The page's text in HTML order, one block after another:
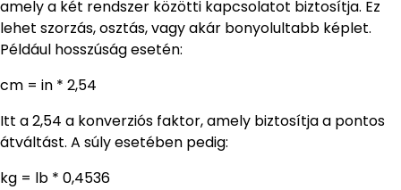
amely a két rendszer közötti kapcsolatot biztosítja. Ez
lehet szorzás, osztás, vagy akár bonyolultabb képlet.
Például hosszúság esetén:
cm = in * 2,54
Itt a 2,54 a konverziós faktor, amely biztosítja a pontos
átváltást. A súly esetében pedig:
kg = lb * 0,4536